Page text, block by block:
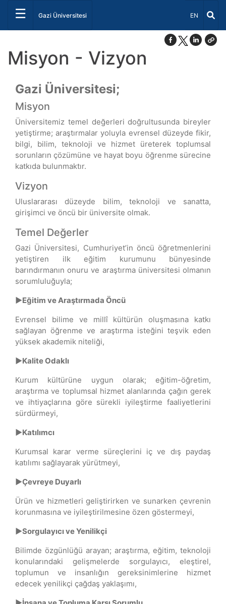
☰ Gazi Üniversitesi Dil Seçiniz
EN
Misyon - Vizyon
Gazi Üniversitesi;
Misyon
Üniversitemiz temel değerleri doğrultusunda bireyler
yetiştirme; araştırmalar yoluyla evrensel düzeyde fikir,
bilgi, bilim, teknoloji ve hizmet üreterek toplumsal
sorunların çözümüne ve hayat boyu öğrenme sürecine
katkıda bulunmaktır.
Vizyon
Uluslararası düzeyde bilim, teknoloji ve sanatta,
girişimci ve öncü bir üniversite olmak.
Temel Değerler
Gazi Üniversitesi, Cumhuriyet’in öncü öğretmenlerini
yetiştiren ilk eğitim kurumunu bünyesinde
barındırmanın onuru ve araştırma üniversitesi olmanın
sorumluluğuyla;
►Eğitim ve Araştırmada Öncü
Evrensel bilime ve millî kültürün oluşmasına katkı
sağlayan öğrenme ve araştırma isteğini teşvik eden
yüksek akademik niteliği,
►Kalite Odaklı
Kurum kültürüne uygun olarak; eğitim-öğretim,
araştırma ve toplumsal hizmet alanlarında çağın gerek
ve ihtiyaçlarına göre sürekli iyileştirme faaliyetlerini
sürdürmeyi,
►Katılımcı
Kurumsal karar verme süreçlerini iç ve dış paydaş
katılımı sağlayarak yürütmeyi,
►Çevreye Duyarlı
Ürün ve hizmetleri geliştirirken ve sunarken çevrenin
korunmasına ve iyileştirilmesine özen göstermeyi,
►Sorgulayıcı ve Yenilikçi
Bilimde özgünlüğü arayan; araştırma, eğitim, teknoloji
konularındaki gelişmelerde sorgulayıcı, eleştirel,
toplumun ve insanlığın gereksinimlerine hizmet
edecek yenilikçi çağdaş yaklaşımı,